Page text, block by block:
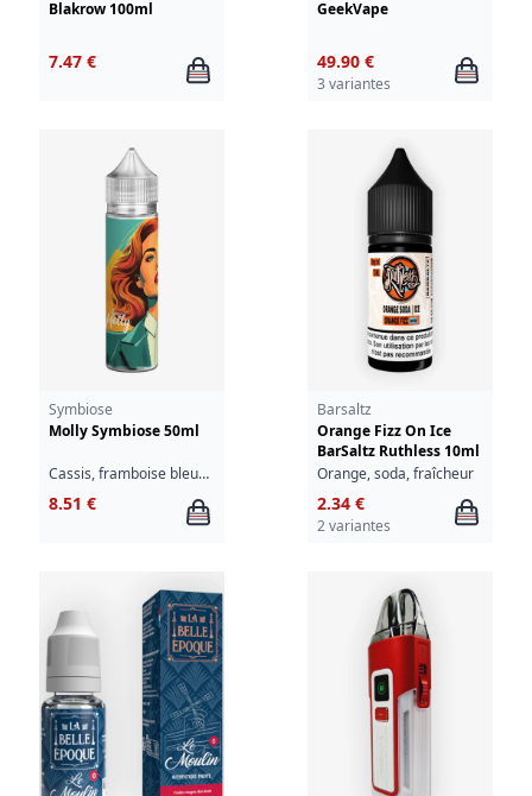
Blakrow 100ml
7.47 €
GeekVape
49.90 €
3 variantes
Symbiose
Molly Symbiose 50ml
Cassis, framboise bleue, groseille, fraîcheur
8.51 €
Barsaltz
Orange Fizz On Ice
BarSaltz Ruthless 10ml
Orange, soda, fraîcheur
2.34 €
2 variantes